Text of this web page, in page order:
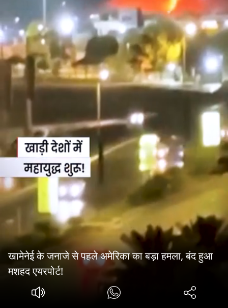
खामेनेई के जनाजे से पहले अमेरिका का बड़ा हमला, बंद हुआ
मशहद एयरपोर्ट!